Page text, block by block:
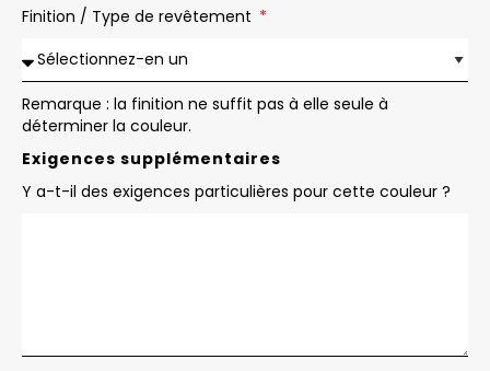
Finition / Type de revêtement
Remarque : la finition ne suffit pas à elle seule à
déterminer la couleur.
Exigences supplémentaires
Y a-t-il des exigences particulières pour cette couleur ?